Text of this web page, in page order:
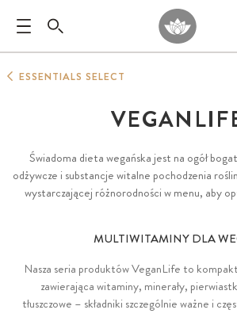
ESSENTIALS SELECT
Świadoma dieta wegańska jest na ogół
odżywcze i substancje witalne pochodzenia
wystarczającej różnorodności w menu, aby
roślinnej, stąd uzupełnienie ich suplementami
seria produktów VEGANLIFE to
ukierunkowanego dostarczania potencjalnie
odżywczych w diecie wegańskiej i
MULTIWITAMINY DLA
Nasza seria produktów VeganLife to
zawierająca witaminy, minerały,
tłuszczowe – składniki szczególnie ważne i